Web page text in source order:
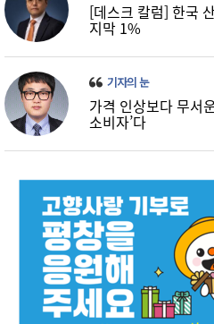
[데스크 칼럼] 한국
지막 1%
기자의 눈
가격 인상보다 무서
소비자’다